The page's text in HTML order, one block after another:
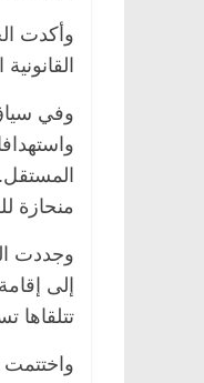
وأكدت
وفي
منحازة
وجددت
إلى
تتلقاها
واختتمت